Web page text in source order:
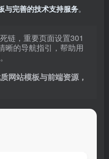
与完善的技术支持服务。
链，重要页面设置301
晰的导航指引，帮助用
网站模板与前端资源，